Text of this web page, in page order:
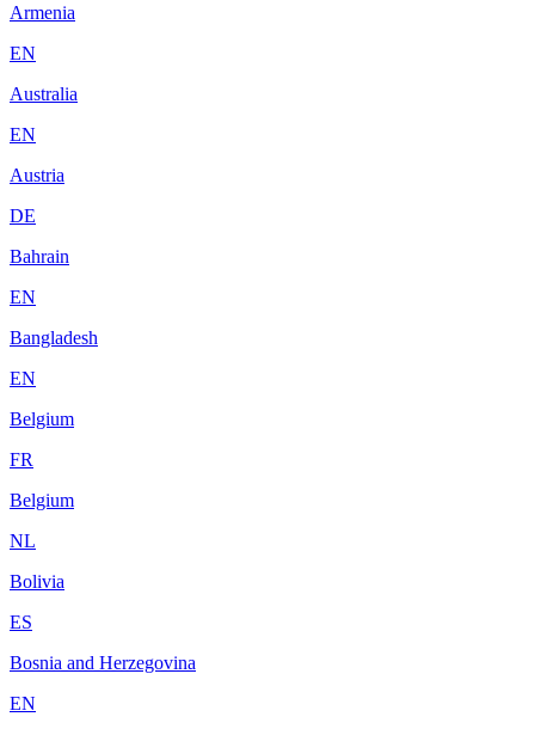
Armenia
EN
Australia
EN
Austria
DE
Bahrain
EN
Bangladesh
EN
Belgium
FR
Belgium
NL
Bolivia
ES
Bosnia and Herzegovina
EN